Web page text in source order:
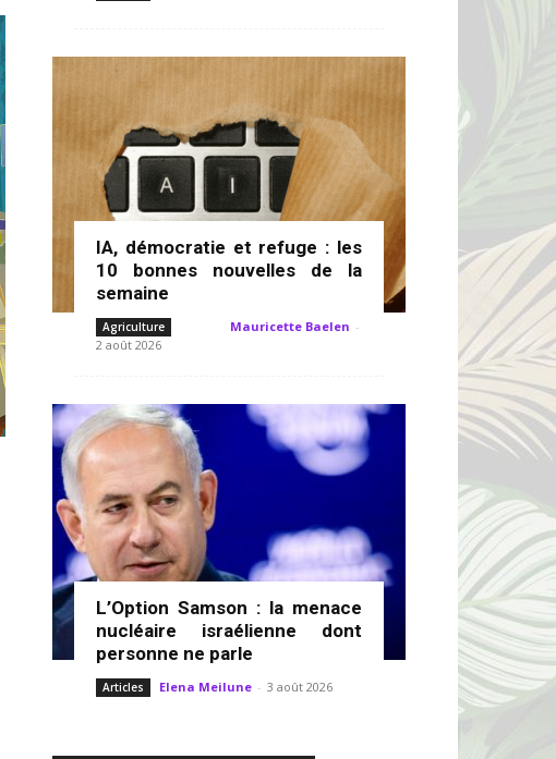
IA, démocratie et refuge : les
10 bonnes nouvelles de la
semaine
Agriculture Mauricette Baelen -
2 août 2026
L’Option Samson : la menace
nucléaire israélienne dont
personne ne parle
Articles Elena Meilune - 3 août 2026